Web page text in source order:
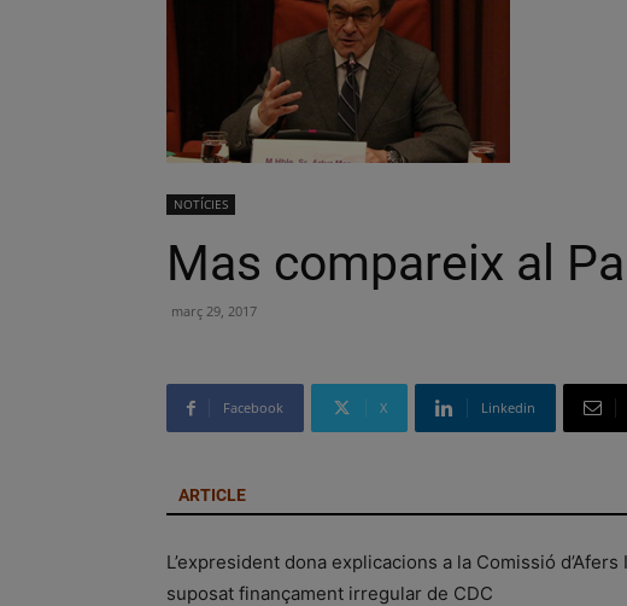
NOTÍCIES
Mas compareix al
març 29, 2017
Facebook X Linkedin
ARTICLE
L’expresident dona explicacions a la Comissió
suposat finançament irregular de CDC